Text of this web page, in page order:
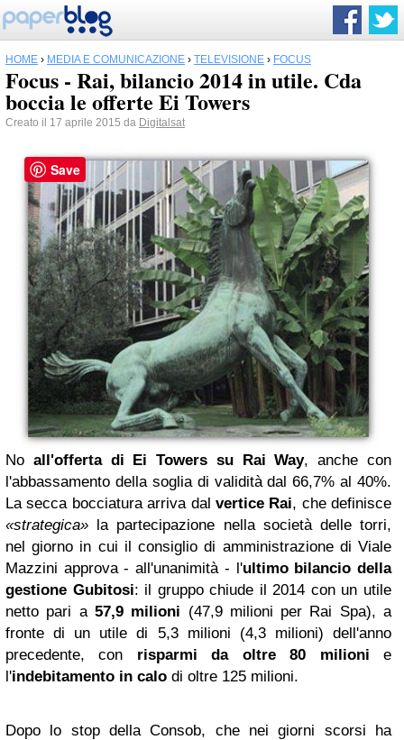
HOME › MEDIA E COMUNICAZIONE › TELEVISIONE › FOCUS
Focus - Rai, bilancio 2014 in utile. Cda
boccia le offerte Ei Towers
Creato il 17 aprile 2015 da Digitalsat
No all'offerta di Ei Towers su Rai Way, anche con
l'abbassamento della soglia di validità dal 66,7% al 40%.
La secca bocciatura arriva dal vertice Rai, che definisce
«strategica» la partecipazione nella società delle torri,
nel giorno in cui il consiglio di amministrazione di Viale
Mazzini approva - all'unanimità - l'ultimo bilancio della
gestione Gubitosi: il gruppo chiude il 2014 con un utile
netto pari a 57,9 milioni (47,9 milioni per Rai Spa), a
fronte di un utile di 5,3 milioni (4,3 milioni) dell'anno
precedente, con risparmi da oltre 80 milioni e
l'indebitamento in calo di oltre 125 milioni.
Dopo lo stop della Consob, che nei giorni scorsi ha
Save